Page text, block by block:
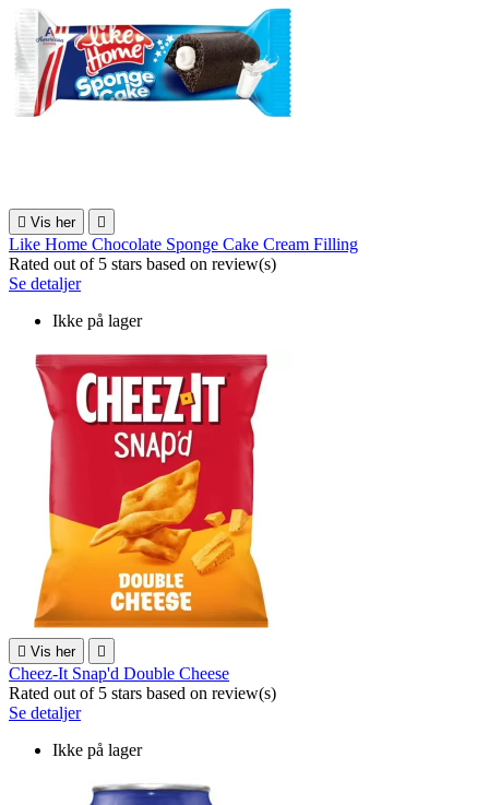
 Vis her 
Like Home Chocolate Sponge Cake Cream Filling
Rated out of 5 stars based on review(s)
Se detaljer
Ikke på lager
 Vis her 
Cheez-It Snap'd Double Cheese
Rated out of 5 stars based on review(s)
Se detaljer
Ikke på lager